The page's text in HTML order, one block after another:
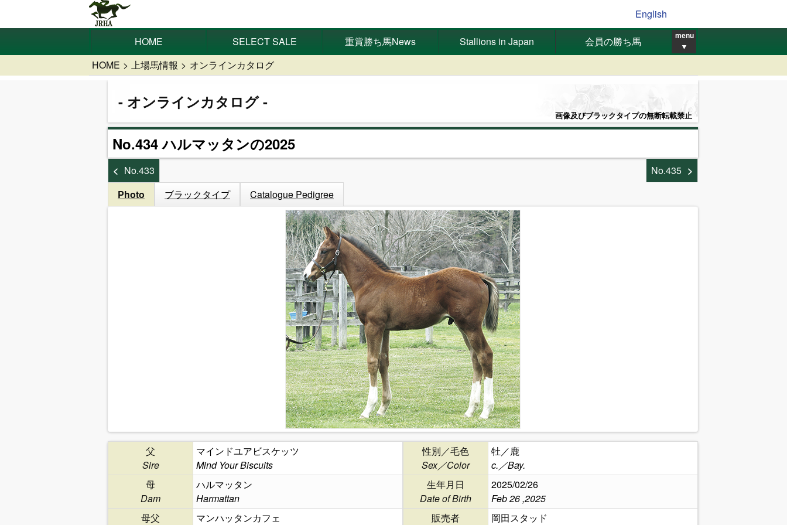
English
HOME SELECT SALE 重賞勝ち馬News Stallions in Japan 会員の勝ち馬 menu
▼
HOME 上場馬情報 オンラインカタログ
オンラインカタログ
画像及びブラックタイプの無断転載禁止
No.434 ハルマッタンの2025
No.433
No.435
Photo
ブラックタイプ Catalogue Pedigree
父
Sire
マインドユアビスケッツ
Mind Your Biscuits
母
Dam
ハルマッタン
Harmattan
母父
マンハッタンカフェ
性別／毛色
Sex／Color
牡／鹿
c.／Bay.
生年月日
Date of Birth
2025/02/26
Feb 26 ,2025
販売者
岡田スタッド